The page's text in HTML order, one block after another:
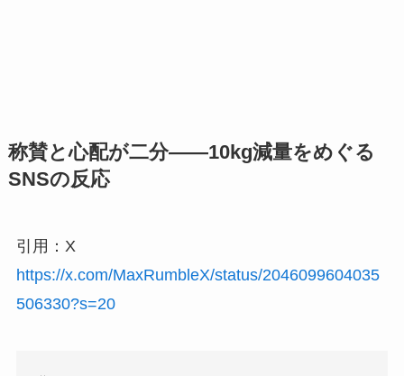
称賛と心配が二分——10kg減量をめぐる
SNSの反応
引用：X
https://x.com/MaxRumbleX/status/2046099604035
506330?s=20